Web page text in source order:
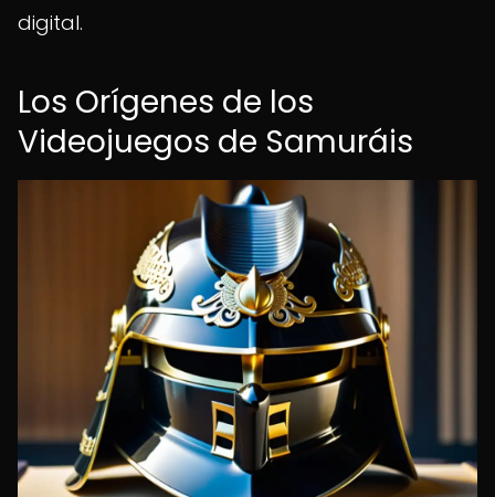
digital.
Los Orígenes de los
Videojuegos de Samuráis